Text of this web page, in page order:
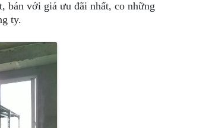
bán với giá ưu đãi nhất, co những
ty.